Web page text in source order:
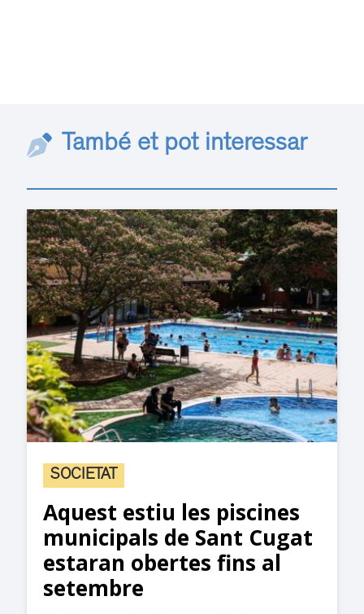
També et pot interessar
SOCIETAT
Aquest estiu les piscines
municipals de Sant Cugat
estaran obertes fins al
setembre